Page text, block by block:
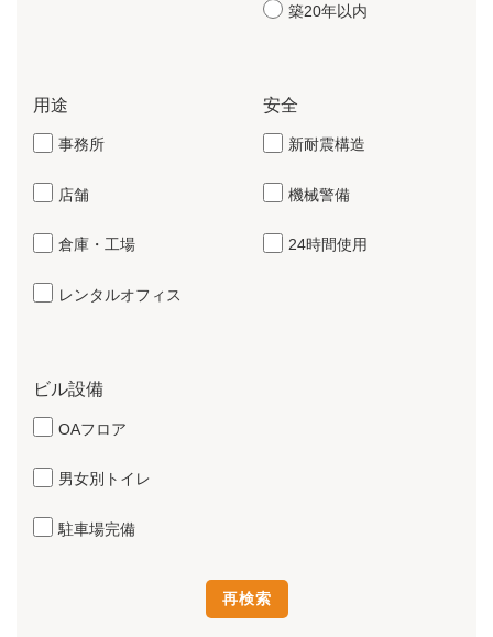
築20年以内
用途
事務所
店舗
倉庫・工場
レンタルオフィス
安全
新耐震構造
機械警備
24時間使用
ビル設備
OAフロア
男女別トイレ
駐車場完備